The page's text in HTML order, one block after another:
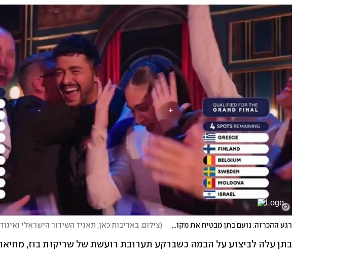
רגע ההכרזה: נועם בתן מבטיח את מקומו בגמר האירוויזיון (צילום: באדיבות כאן, תאגיד השידור הישראלי ואיגוד השידור האירופי (EBU)